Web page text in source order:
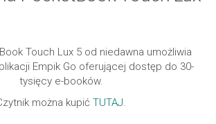
Touch Lux 5 od niedawna umożliwia
Empik Go oferującej dostęp do 30-
tysięcy e-booków.
można kupić TUTAJ.